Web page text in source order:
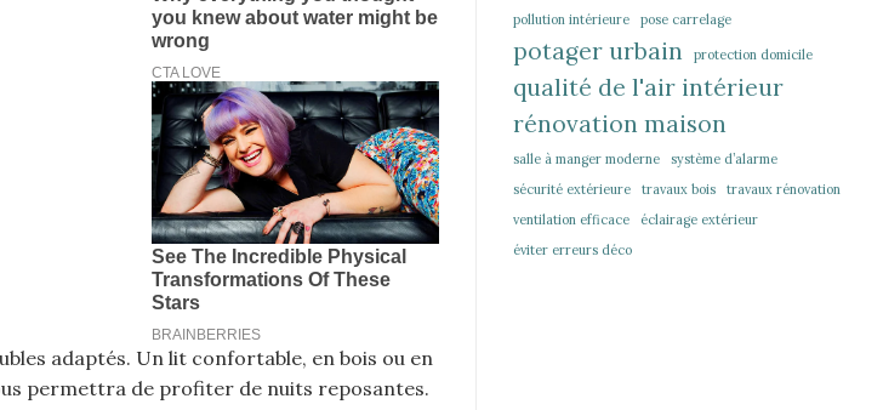
adaptés. Un lit confortable, en bois ou en
permettra de profiter de nuits reposantes.
pollution intérieure pose carrelage
potager urbain protection domicile
qualité de l'air intérieur
rénovation maison
salle à manger moderne
système d’alarme
sécurité extérieure
travaux bois
travaux rénovation
ventilation efficace
éclairage extérieur
éviter erreurs déco